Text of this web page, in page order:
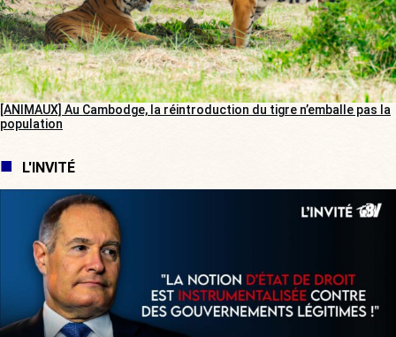
[ANIMAUX] Au Cambodge, la réintroduction du tigre n’emballe pas la
population
L'INVITÉ